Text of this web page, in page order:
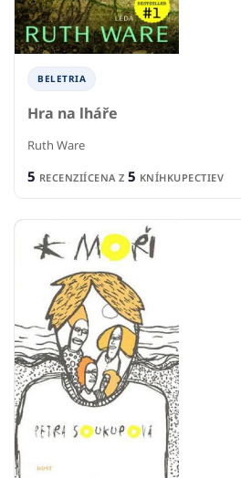
BELETRIA
Hra na lháře
Ruth Ware
5 RECENZIÍCENA Z 5 KNÍHKUPECTIEV